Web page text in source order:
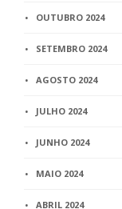
OUTUBRO 2024
SETEMBRO 2024
AGOSTO 2024
JULHO 2024
JUNHO 2024
MAIO 2024
ABRIL 2024